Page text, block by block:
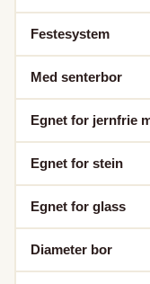
Festesystem
Med senterbor
Egnet for jernfrie
Egnet for stein
Egnet for glass
Diameter bor